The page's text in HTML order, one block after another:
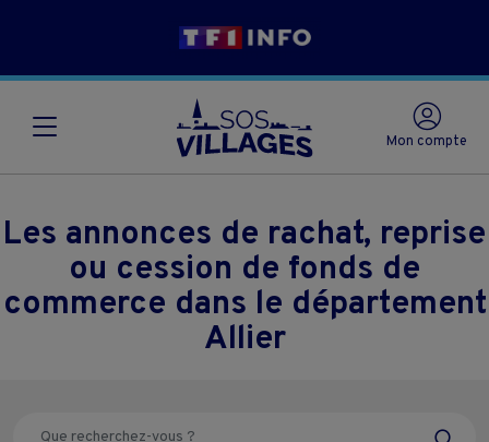
Mon compte
Les annonces de rachat, reprise
ou cession de fonds de
commerce dans le département
Allier